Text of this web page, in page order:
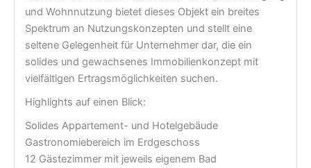
und Wohnnutzung bietet dieses Objekt ein breites
Spektrum an Nutzungskonzepten und stellt eine
seltene Gelegenheit für Unternehmer dar, die ein
solides und gewachsenes Immobilienkonzept mit
vielfältigen Ertragsmöglichkeiten suchen.
Highlights auf einen Blick:
Solides Appartement- und Hotelgebäude
Gastronomiebereich im Erdgeschoss
12 Gästezimmer mit jeweils eigenem Bad